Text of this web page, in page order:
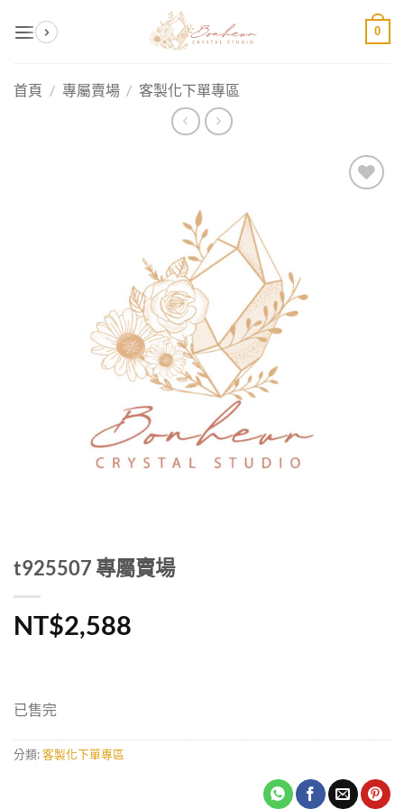
0
首頁 / 專屬賣場 / 客製化下單專區
t925507 專屬賣場
NT$2,588
已售完
分類:客製化下單專區